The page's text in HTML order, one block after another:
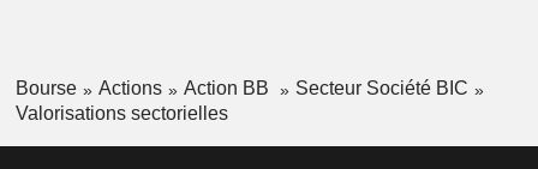
Bourse Actions Action BB
Secteur Société BIC
Valorisations sectorielles